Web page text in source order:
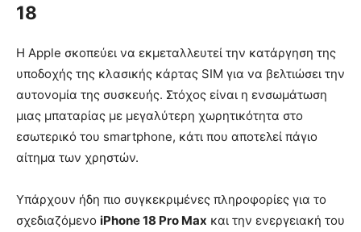
18
Η Apple σκοπεύει να εκμεταλλευτεί την κατάργηση της
υποδοχής της κλασικής κάρτας SIM για να βελτιώσει την
αυτονομία της συσκευής. Στόχος είναι η ενσωμάτωση
μιας μπαταρίας με μεγαλύτερη χωρητικότητα στο
εσωτερικό του smartphone, κάτι που αποτελεί πάγιο
αίτημα των χρηστών.
Υπάρχουν ήδη πιο συγκεκριμένες πληροφορίες για το
σχεδιαζόμενο iPhone 18 Pro Max και την ενεργειακή του